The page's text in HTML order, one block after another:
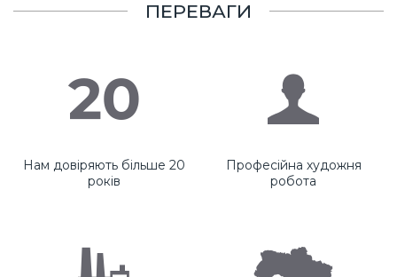
ПЕРЕВАГИ
Нам довіряють більше 20
років
Професійна художня
робота